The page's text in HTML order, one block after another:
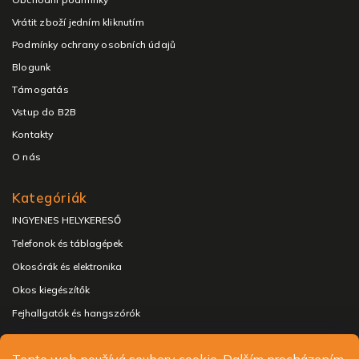
Vrátit zboží jedním kliknutím
Podmínky ochrany osobních údajů
Blogunk
Támogatás
Vstup do B2B
Kontakty
O nás
Kategóriák
INGYENES HELYKERESŐ
Telefonok és táblagépek
Okosórák és elektronika
Okos kiegészítők
Fejhallgatók és hangszórók